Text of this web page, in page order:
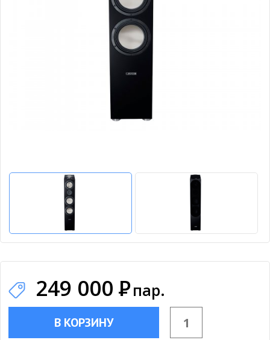
249 000 Рпар.
В КОРЗИНУ